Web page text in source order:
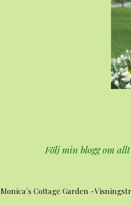
Följ min blogg om
Monica´s Cottage Garden -